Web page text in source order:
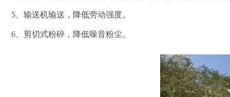
5、输送机输送，降低劳动强度。
6、剪切式粉碎，降低噪音粉尘。